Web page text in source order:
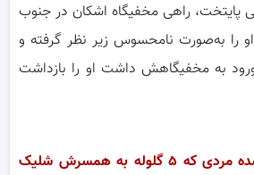
پایتخت، راهی مخفیگاه اشکان در جنوب
را به‌صورت نامحسوس زیر نظر گرفته و
به مخفیگاهش داشت او را بازداشت
داستان عشق نفرین شده مردی که ۵ گلوله به همسرش شلیک